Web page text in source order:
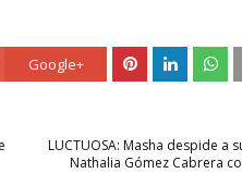
Google+
LUCTUOSA: Masha despide a
Nathalia Gómez Cabrera